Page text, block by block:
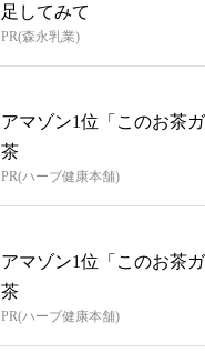
足してみて
PR(森永乳業)
アマゾン1位「このお茶
茶
PR(ハーブ健康本舗)
アマゾン1位「このお茶
茶
PR(ハーブ健康本舗)